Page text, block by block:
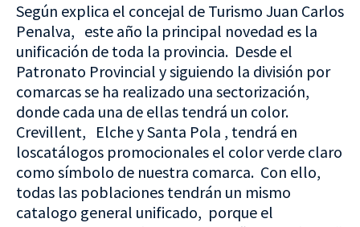
Según explica el concejal de Turismo Juan Carlos
Penalva, este año la principal novedad es la
unificación de toda la provincia. Desde el
Patronato Provincial y siguiendo la división por
comarcas se ha realizado una sectorización,
donde cada una de ellas tendrá un color.
Crevillent, Elche y Santa Pola , tendrá en
loscatálogos promocionales el color verde claro
como símbolo de nuestra comarca. Con ello,
todas las poblaciones tendrán un mismo
catalogo general unificado, porque el